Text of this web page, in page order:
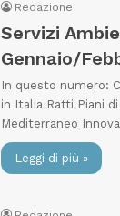
Redazione
Servizi
Gennaio/
In questo numero:
in Italia Ratti Piani
Mediterraneo
Leggi di più »